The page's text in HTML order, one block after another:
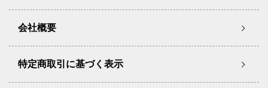
会社概要
特定商取引に基づく表示